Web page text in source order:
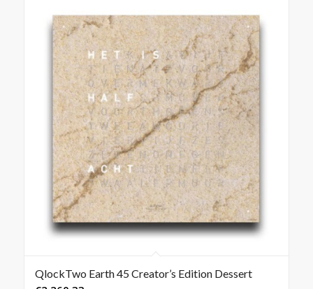
QlockTwo Earth 45 Creator’s Edition Dessert